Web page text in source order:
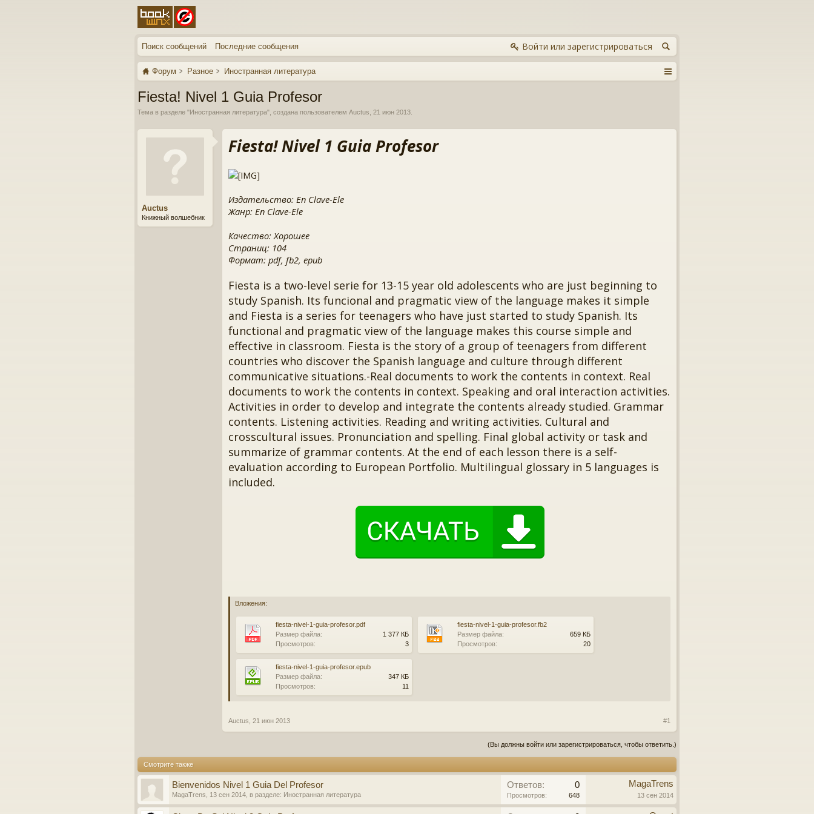
Поиск сообщений Последние сообщения Войти или зарегистрироваться
Форум Разное Иностранная литература
Fiesta! Nivel 1 Guia Profesor
Тема в разделе "Иностранная литература", создана пользователем Auctus 21 июн 2013
Auctus
Книжный волшебник
Fiesta! Nivel 1 Guia Profesor
Издательство: En Clave-Ele
Жанр: En Clave-Ele
Качество: Хорошее
Страниц: 104
Формат: pdf, fb2, epub
Fiesta is a two-level serie for 13-15 year old adolescents who are just beginning to
study Spanish. Its funcional and pragmatic view of the language makes it simple
and Fiesta is a series for teenagers who have just started to study Spanish. Its
functional and pragmatic view of the language makes this course simple and
effective in classroom. Fiesta is the story of a group of teenagers from different
countries who discover the Spanish language and culture through different
communicative situations.-Real documents to work the contents in context. Real
documents to work the contents in context. Speaking and oral interaction activities.
Activities in order to develop and integrate the contents already studied. Grammar
contents. Listening activities. Reading and writing activities. Cultural and
crosscultural issues. Pronunciation and spelling. Final global activity or task and
summarize of grammar contents. At the end of each lesson there is a self-
evaluation according to European Portfolio. Multilingual glossary in 5 languages is
included.
Вложения:
fiesta-nivel-1-guia-profesor.pdf
Размер файла:
1 377 КБ
Просмотров:
3
fiesta-nivel-1-guia-profesor.fb2
Размер файла:
659 КБ
Просмотров:
20
fiesta-nivel-1-guia-profesor.epub
Размер файла:
347 КБ
Просмотров:
11
Auctus 21 июн 2013 #1
(Вы должны войти или зарегистрироваться, чтобы ответить.)
Смотрите также
Bienvenidos Nivel 1 Guia Del Profesor
MagaTrens 13 сен 2014 , в разделе: Иностранная литература
Ответов: 0
Просмотров: 648
MagaTrens
13 сен 2014